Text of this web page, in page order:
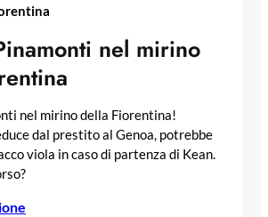
nel mirino
nel mirino della Fiorentina!
dal prestito al Genoa, potrebbe
viola in caso di partenza di Kean.